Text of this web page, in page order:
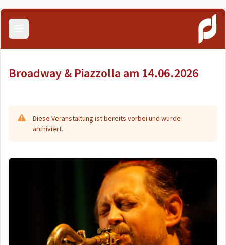
Menü öffnen
Broadway & Piazzolla am 14.06.2026
Diese Veranstaltung ist bereits vorbei und wurde
archiviert.